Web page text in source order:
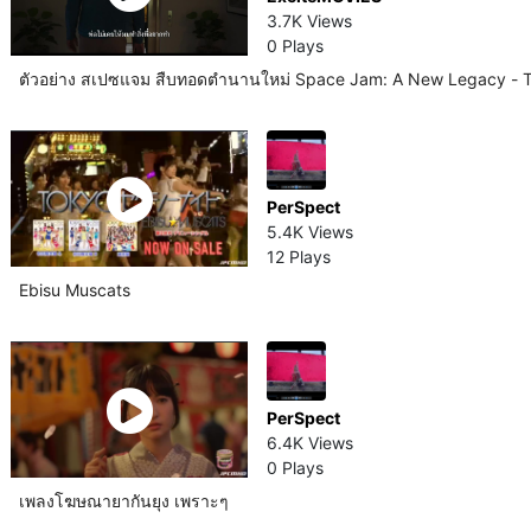
3.7K Views
0 Plays
ตัวอย่าง สเปซแจม สืบทอดตำนานใหม่ Space Jam: A New Legacy -
PerSpect
5.4K Views
12 Plays
Ebisu Muscats
PerSpect
6.4K Views
0 Plays
เพลงโฆษณายากันยุง เพราะๆ